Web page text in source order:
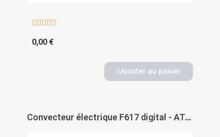
    
0,00 €
Ajouter au panier
Convecteur électrique F617 digital - ATLANTIC